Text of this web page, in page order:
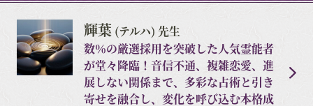
輝葉 (テルハ) 先生
数％の厳選採用を突破した人気霊能者
が堂々降臨！音信不通、複雑恋愛、進
展しない関係まで、多彩な占術と引き
寄せを融合し、変化を呼び込む本格成